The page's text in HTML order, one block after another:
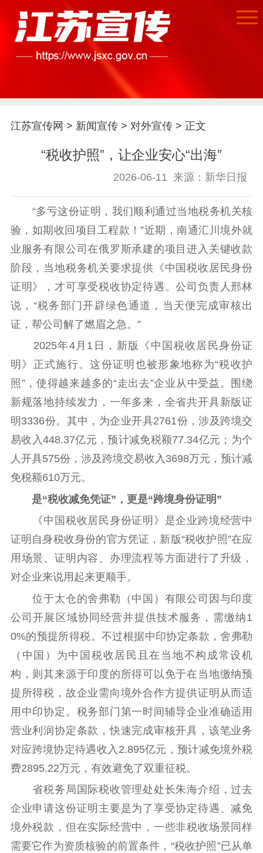
江苏要闻
公示公告
通知公告 信息公开制度
信息公开指南
信息公开年度报
工作动态
理论武装
理论学习 宣传宣讲 研究阐释
哲学社科
社科强省 工作通知
成果集萃
江苏文脉
新闻宣传
文化文艺
精品生产 文化惠民
文化传承
文化交流
体制改革
文化产业
紫金文化艺术节
品牌活动 紫艺舞台
精神文明
文明创建 文明实践
文明培育
先进典型
社会宣传
思想政治教育 爱国主义教育
全民国防教育
红色资源保护利
用
新闻出版
江苏宣传网 > 新闻宣传> 对外宣传> 正文
“税收护照”，让企业安心“出海”
2026-06-11 来源：新华日报
“多亏这份证明，我们顺利通过当地税务机关核
验，如期收回项目工程款！”近期，南通汇川境外就
业服务有限公司在俄罗斯承建的项目进入关键收款
阶段，当地税务机关要求提供《中国税收居民身份
证明》，才可享受税收协定待遇。公司负责人邢林
说，“税务部门开辟绿色通道，当天便完成审核出
证，帮公司解了燃眉之急。”
2025年4月1日，新版《中国税收居民身份证
明》正式施行。这份证明也被形象地称为“税收护
照”，使得越来越多的“走出去”企业从中受益。围绕
新规落地持续发力，一年多来，全省共开具新版证
明3336份。其中，为企业开具2761份，涉及跨境交
易收入448.37亿元，预计减免税额77.34亿元；为个
人开具575份，涉及跨境交易收入3698万元，预计减
免税额610万元。
是“税收减免凭证”，更是“跨境身份证明”
《中国税收居民身份证明》是企业跨境经营中
证明自身税收身份的官方凭证，新版“税收护照”在应
用场景、证明内容、办理流程等方面进行了升级，
对企业来说用起来更顺手。
位于太仓的舍弗勒（中国）有限公司因与印度
公司开展区域协同经营并提供技术服务，需缴纳1
0%的预提所得税。不过根据中印协定条款，舍弗勒
（中国）为中国税收居民且在当地不构成常设机
构，则其来源于印度的所得可以免于在当地缴纳预
提所得税，故企业需向境外合作方提供证明从而适
用中印协定。税务部门第一时间辅导企业准确适用
营业利润协定条款，快速完成审核开具，该笔业务
对应跨境协定待遇收入2.895亿元，预计减免境外税
费2895.22万元，有效避免了双重征税。
省税务局国际税收管理处处长朱海介绍，过去
企业申请这份证明主要是为了享受协定待遇、减免
境外税款，但在实际经营中，一些非税收场景同样
需要它作为资质核验的前置条件，“税收护照”已从单